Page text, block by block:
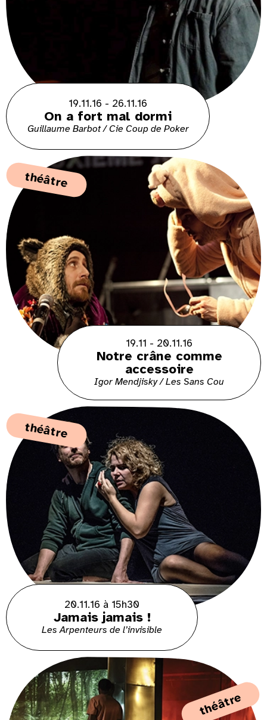
19.11.16 - 26.11.16
On a fort mal dormi
Guillaume Barbot / Cie Coup de Poker
théâtre
19.11 - 20.11.16
Notre crâne comme
accessoire
Igor Mendjisky / Les Sans Cou
théâtre
20.11.16 à 15h30
Jamais jamais !
Les Arpenteurs de l’invisible
théâtre